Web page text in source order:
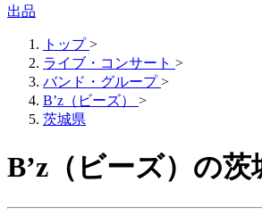
出品
トップ >
ライブ・コンサート >
バンド・グループ >
B’z（ビーズ）
>
茨城県
B’z（ビーズ）の